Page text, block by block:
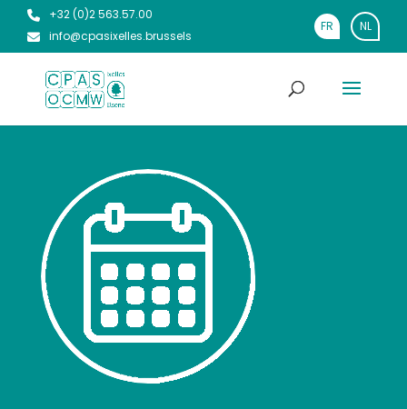
+32 (0)2 563.57.00
info@cpasixelles.brussels
FR NL